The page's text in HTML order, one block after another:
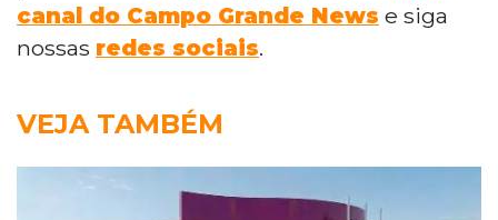
canal do Campo Grande News e siga
nossas redes sociais.
VEJA TAMBÉM